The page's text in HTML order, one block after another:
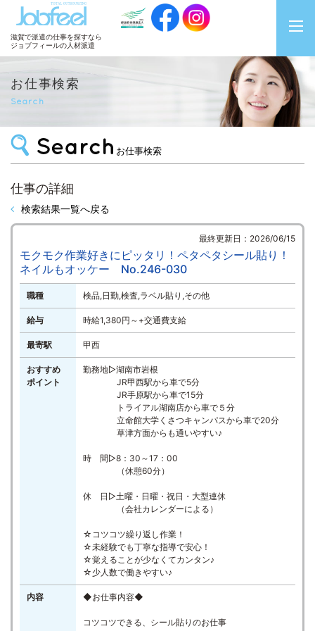
JobFeel
滋賀で派遣の仕事を探すなら
ジョブフィールの人材派遣
お仕事検索
Search
お仕事検索
仕事の詳細
検索結果一覧へ戻る
最終更新日：2026/06/15
モクモク作業好きにピッタリ！ペタペタシール貼り！
ネイルもオッケー No.246-030
職種 検品,日勤,検査,ラベル貼り,その他
給与 時給1,380円～+交通費支給
最寄駅 甲西
おすすめ
ポイント
勤務地▷湖南市岩根
JR甲西駅から車で5分
JR手原駅から車で15分
トライアル湖南店から車で５分
立命館大学くさつキャンパスから車で20分
草津方面からも通いやすい♪
時 間▷8：30～17：00
（休憩60分）
休 日▷土曜・日曜・祝日・大型連休
（会社カレンダーによる）
☆コツコツ繰り返し作業！
☆未経験でも丁寧な指導で安心！
☆覚えることが少なくてカンタン♪
☆少人数で働きやすい♪
内容 ◆お仕事内容◆
コツコツできる、シール貼りのお仕事